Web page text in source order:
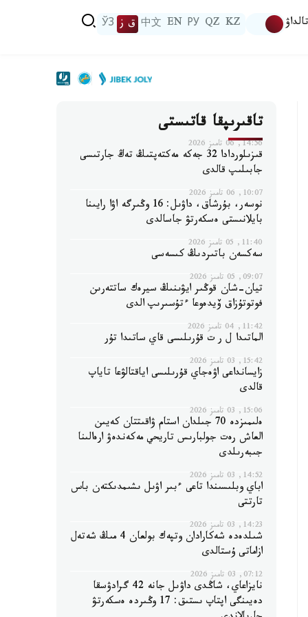
تالداۋ KZ
QZ
РУ
EN
中文 ق ز ЎЗ
تاقىرىپقا قاتىستى
14:56, 06 تامىز 2026
قىزىلوردادا 32 جەكە مەكتەپتىڭ تەڭ جارتىسى
جابىلىپ قالدى
10:07, 06 تامىز 2026
نوسەر، بۇرشاق، داۋىل: 16 وڭىرگە اۋا رايىنا
بايلانىستى ەسكەرتۋ جاسالدى
11:40, 05 تامىز 2026
سەكسەن باتىردىڭ كىسەسى
09:07, 05 تامىز 2026
تيان-شان قوڭىر ايۋىنىڭ سيرەك ساتتەرىن
فوتوتۇزاق ۆيدەوعا ءتۇسىرىپ الدى
11:42, 04 تامىز 2026
الماتىدا ل ر ت قۇرىلىسى قاي ساتىدا تۇر
15:42, 03 تامىز 2026
زايسانداعى اۋەجاي قۇرىلىسى اياقتالۋعا تاياپ
قالدى
15:06, 03 تامىز 2026
ەلىمىزدە 70 جىلدان استام ۋاقىتتان كەيىن
العاش رەت جولبارىس تاريحي مەكەندەۋ ارەالىنا
جىبەرىلدى
14:52, 03 تامىز 2026
اباي وبلىسىندا تاعى ءبىر اۋىل ىشىمدىكتەن باس
تارتتى
14:23, 03 تامىز 2026
شىلدەدە شەكارادان وتپەك بولعان 4 مىڭ شەتەل
ازاماتى ۇستالدى
07:12, 03 تامىز 2026
نايزاعاي، شاڭدى داۋىل جانە 42 گرادۋسقا
دەيىنگى اپتاپ ىستىق: 17 وڭىردە ەسكەرتۋ